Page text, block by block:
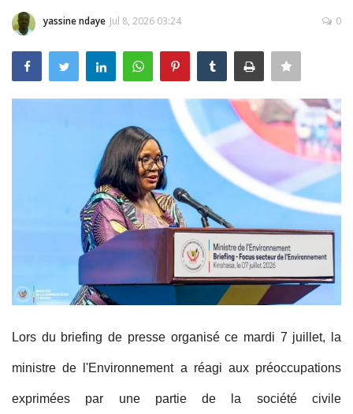
Connexionyassine ndaye Jul 8, 2026 03:24 0
Lors du briefing de presse organisé ce mardi 7 juillet, la
ministre de l'Environnement a réagi aux préoccupations
exprimées par une partie de la société civile